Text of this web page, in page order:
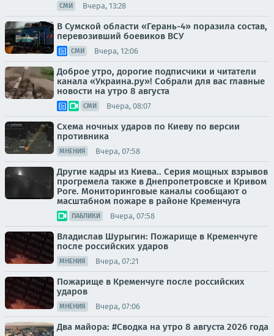
СМИ Вчера, 13:28
В Сумской области «Герань-4» поразила состав,
перевозивший боевиков ВСУ
СМИ Вчера, 12:06
Доброе утро, дорогие подписчики и читатели
канала «Украина.ру»! Собрали для вас главные
новости на утро 8 августа
СМИ Вчера, 08:07
Схема ночных ударов по Киеву по версии
противника
МНЕНИЯ Вчера, 07:58
Другие кадры из Киева.. Серия мощных взрывов
прогремела также в Днепропетровске и Кривом
Роге. Мониторинговые каналы сообщают о
масштабном пожаре в районе Кременчуга
ПАБЛИКИ Вчера, 07:58
Владислав Шурыгин: Пожарище в Кременчуге
после российских ударов
МНЕНИЯ Вчера, 07:21
Пожарище в Кременчуге после российских
ударов
МНЕНИЯ Вчера, 07:06
Два майора: #Сводка на утро 8 августа 2026 года